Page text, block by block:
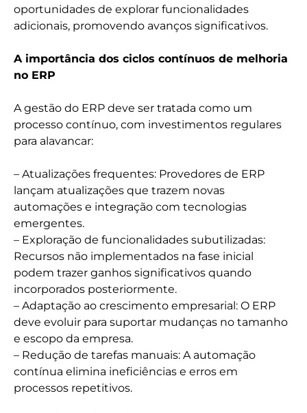
oportunidades de explorar funcionalidades
adicionais, promovendo avanços significativos.
A importância dos ciclos contínuos de melhoria
no ERP
A gestão do ERP deve ser tratada como um
processo contínuo, com investimentos regulares
para alavancar:
– Atualizações frequentes: Provedores de ERP
lançam atualizações que trazem novas
automações e integração com tecnologias
emergentes.
– Exploração de funcionalidades subutilizadas:
Recursos não implementados na fase inicial
podem trazer ganhos significativos quando
incorporados posteriormente.
– Adaptação ao crescimento empresarial: O ERP
deve evoluir para suportar mudanças no tamanho
e escopo da empresa.
– Redução de tarefas manuais: A automação
contínua elimina ineficiências e erros em
processos repetitivos.